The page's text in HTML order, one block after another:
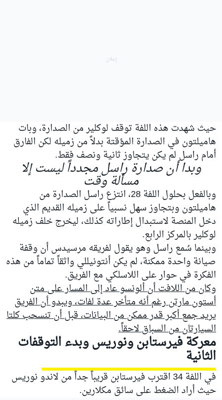
حيث شهدت هذه اللفة توقف لوكلير من الصدارة، وبات
هاميلتون في الصدارة المؤقتة بدلاً من زميله لكن الفارق
أمام راسل لم يكن يتجاوز ثانية ونصف فقط.
وبدا أن صدارة راسل مجدداً ليست إلا
مسألة وقت
وبالفعل بحلول اللفة 28، انتزع راسل الصدارة من
هاميلتون وبتجاوز سهل نسبياً على زميله القديم الذي
دخل المنصة لاستبدال إطاراته كذلك، ليخرج خلف زميله
لوكلير بالمركز الرابع.
وبينما سُمع راسل وهو يقول لفريقه مرسيدس أن وقفة
صيانة واحدة ممكنة، لم يكن أنتونيللي واثقاً تماماً من هذه
الفكرة في حوار على اللاسلكي مع الفريق.
وكان من اللافت أن ألونسو عاد إلى المسار على متن
أستون مارتن رغم أنه متأخر عدة لفات، ويبدو أن الفريق
يريد جمع أكبر قدر ممكن من البيانات، قبل أن تنسحب كلتا
السيارتان من السباق لاحقاً.
معركة فيرستابن ونوريس وبدء التوقفات
الثانية
في اللفة 34 اقترب فيرستابن قريباً جداً من لاندو نوريس
حيث أراد الضغط على سائق مكلارين.